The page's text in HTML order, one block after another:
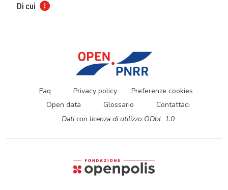
Di cui
Faq Privacy policy
Preferenze cookies
Open data
Glossario
Contattaci
Dati con licenza di utilizzo ODbL 1.0